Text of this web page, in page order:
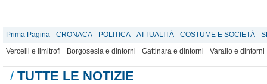
Prima Pagina CRONACA POLITICA ATTUALITÀ COSTUME E SOCIETÀ
Vercelli e limitrofi
Borgosesia e dintorni Gattinara e dintorni Varallo e dintorni
/ TUTTE LE NOTIZIE